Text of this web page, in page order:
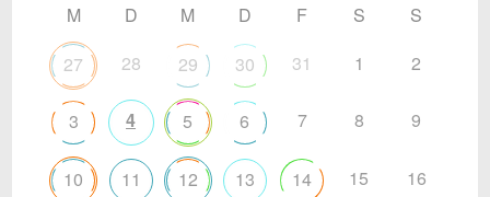
M D M D F S
S
27
28 29 30 31 1 2
3 4 5 6 7 8 9
10 11 12 13 14 15 16